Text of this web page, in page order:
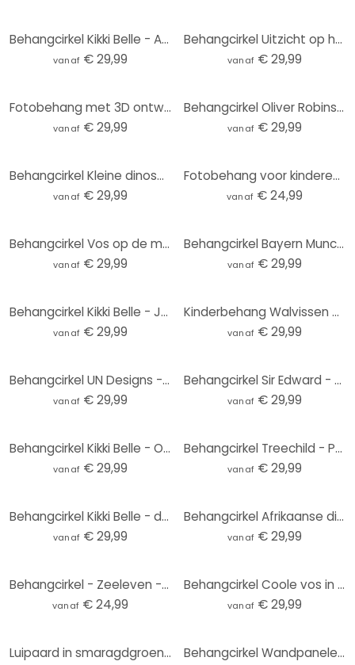
Behangcirkel Kikki Belle - Animals around the World - vliesbehang/zelfklevend vliesbehang
vanaf € 29,99
Behangcirkel Uitzicht op het meer - Keller - vliesbehang/zelfklevend vliesbehang
vanaf € 29,99
Fotobehang met 3D ontwerp - Abstracte ringen beige - Grande - Rond - vliesbehang/zelfklevend vliesbe
vanaf € 29,99
Behangcirkel Oliver Robins - Ark van Noach - vliesbehang/zelfklevend vliesbehang
vanaf € 29,99
Behangcirkel Kleine dinosaurussen op een grote ontdekkingsreis - Oliver Robins - vliesbehang/zelfkle
vanaf € 29,99
Fotobehang voor kinderen zonnestelsel met planeten en aarde - Ms Tiff - Rond - Zelfklevend/niet-gewe
vanaf € 24,99
Behangcirkel Vos op de maan met vallende sterren - Oliver Robins - vliesbehang/zelfklevend vliesbeha
vanaf € 29,99
Behangcirkel Bayern Munchen Stadion - vliesbehang/zelfklevend vliesbehang
vanaf € 29,99
Behangcirkel Kikki Belle - Jungle Paradise - vliesbehang/zelfklevend vliesbehang
vanaf € 29,99
Kinderbehang Walvissen en hun vrienden in de onderwaterwereld - Oliver Robins - Rond - vliesbehang/z
vanaf € 29,99
Behangcirkel UN Designs - Fleur de Paris - vliesbehang/zelfklevend vliesbehang
vanaf € 29,99
Behangcirkel Sir Edward - Magic Flowers - vliesbehang/zelfklevend vliesbehang
vanaf € 29,99
Behangcirkel Kikki Belle - Ocean Life - vliesbehang/zelfklevend vliesbehang
vanaf € 29,99
Behangcirkel Treechild - Pastelkleurige grassen - vliesbehang/zelfklevend vliesbehang
vanaf € 29,99
Behangcirkel Kikki Belle - de Savanne - vliesbehang/zelfklevend vliesbehang
vanaf € 29,99
Behangcirkel Afrikaanse dieren in het regenwoud - Kvilis - vliesbehang/zelfklevend vliesbehang
vanaf € 29,99
Behangcirkel - Zeeleven - vliesbehang/zelfklevend vliesbehang
vanaf € 24,99
Behangcirkel Coole vos in een pak - Magnusson - vliesbehang/zelfklevend vliesbehang
vanaf € 29,99
Luipaard in smaragdgroene jungle Fotobehang - Manovski - Rond - vliesbehang/zelfklevend vliesbehang
Behangcirkel Wandpanelen met houtlook - vliesbehang/zelfklevend vliesbehang